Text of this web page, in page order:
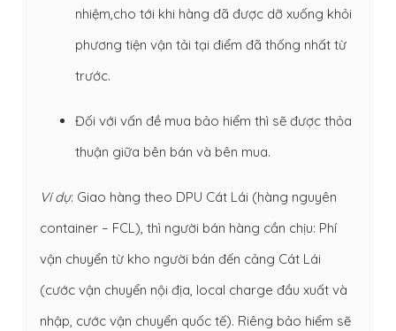
nhiệm,cho tới khi hàng đã được dỡ xuống khỏi
phương tiện vận tải tại điểm đã thống nhất từ
trước.
Đối với vấn đề mua bảo hiểm thì sẽ được thỏa
thuận giữa bên bán và bên mua.
Ví dụ: Giao hàng theo DPU Cát Lái (hàng nguyên
container – FCL), thì người bán hàng cần chịu: Phí
vận chuyển từ kho người bán đến cảng Cát Lái
(cước vận chuyển nội địa, local charge đầu xuất và
nhập, cước vận chuyển quốc tế). Riêng bảo hiểm sẽ